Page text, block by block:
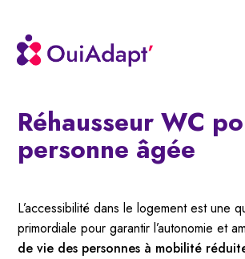
main
content
Réhausseur WC
personne âgée
L’accessibilité dans le logement est une
primordiale pour garantir l’autonomie et
de vie des personnes à mobilité